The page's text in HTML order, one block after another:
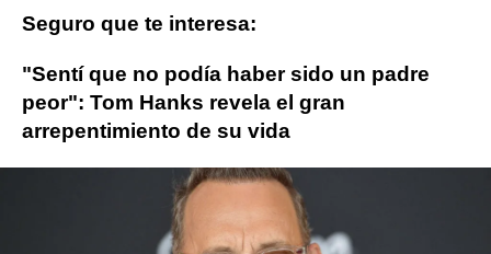
Seguro que te interesa:
"Sentí que no podía haber sido un padre
peor": Tom Hanks revela el gran
arrepentimiento de su vida
COVID-19 marvel